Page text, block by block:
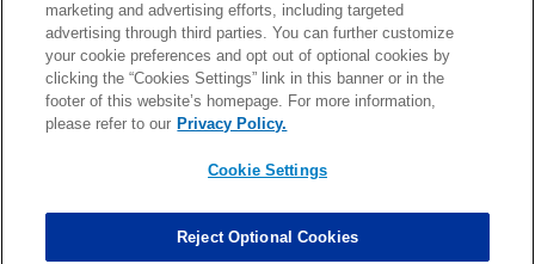
More NFL 特集
TOP お問い合わせ FAQ
PHOTO BY AP Images / PHOTO BY Getty Images
marketing and advertising efforts, including targeted
advertising through third parties. You can further customize
your cookie preferences and opt out of optional cookies by
clicking the “Cookies Settings” link in this banner or in the
footer of this website’s homepage. For more information,
please refer to our Privacy Policy.
Cookie Settings
Reject Optional Cookies